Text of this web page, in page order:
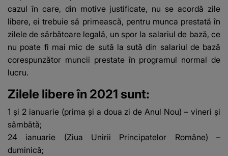
cazul în care, din motive justificate, nu se acordă zile
libere, ei trebuie să primească, pentru munca prestată în
zilele de sărbătoare legală, un spor la salariul de bază, ce
nu poate fi mai mic de sută la sută din salariul de bază
corespunzător muncii prestate în programul normal de
lucru.
Zilele libere în 2021 sunt:
1 şi 2 ianuarie (prima şi a doua zi de Anul Nou) – vineri şi
sâmbătă;
24 ianuarie (Ziua Unirii Principatelor Române) –
duminică;